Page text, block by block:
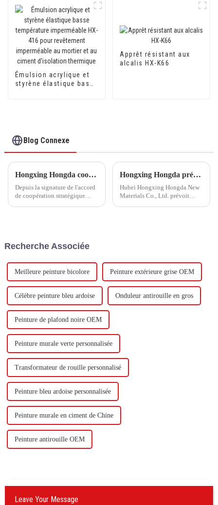
Émulsion acrylique et
styrène élastique basse
thermique
Apprêt résistant aux
alcalis HX-K66
Blog Connexe
Hongxing Hongda coopère avec Keshun Waterproof Technology Co., Ltd pour apporter un nouvel avenir à l'industrie
Depuis la signature de l'accord
de coopération stratégique
Hongxing Hongda prévoit d'investir 1,6 milliard de yuans pour construire une nouvelle usine de production d'émulsion d'une capacité de production de 510 000 tonnes par an.
Hubei Hongxing Hongda New
Materials Co., Ltd. prévoit
Recherche Associée
Meilleure peinture bicolore Peinture extérieure grise OEM
Célèbre peinture bleu ardoise Onduleur antirouille en gros
Peinture de plafond noire OEM
Peinture murale verte personnalisée
Transformateur de rouille personnalisé
Peinture bleu ardoise personnalisée
Peinture murale en ciment de Chine
Peinture antirouille OEM
Leave Your Message